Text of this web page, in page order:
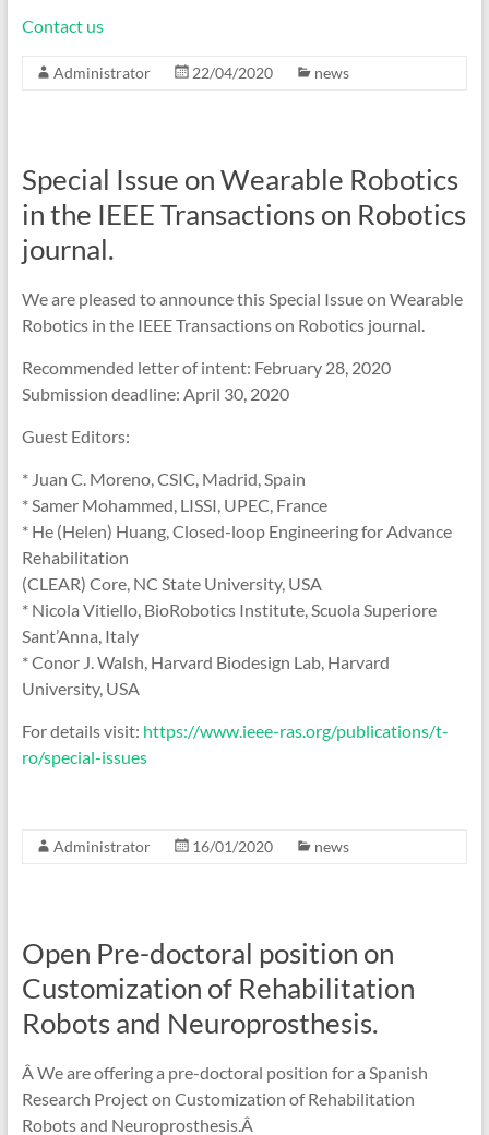
Contact us
Administrator 22/04/2020 news
Special Issue on Wearable Robotics
in the IEEE Transactions on Robotics
journal.
We are pleased to announce this Special Issue on Wearable
Robotics in the IEEE Transactions on Robotics journal.
Recommended letter of intent: February 28, 2020
Submission deadline: April 30, 2020
Guest Editors:
* Juan C. Moreno, CSIC, Madrid, Spain
* Samer Mohammed, LISSI, UPEC, France
* He (Helen) Huang, Closed-loop Engineering for Advance
Rehabilitation
(CLEAR) Core, NC State University, USA
* Nicola Vitiello, BioRobotics Institute, Scuola Superiore
Sant’Anna, Italy
* Conor J. Walsh, Harvard Biodesign Lab, Harvard
University, USA
For details visit: https://www.ieee-ras.org/publications/t-
ro/special-issues
Administrator 16/01/2020 news
Open Pre-doctoral position on
Customization of Rehabilitation
Robots and Neuroprosthesis.
Â We are offering a pre-doctoral position for a Spanish
Research Project on Customization of Rehabilitation
Robots and Neuroprosthesis.Â